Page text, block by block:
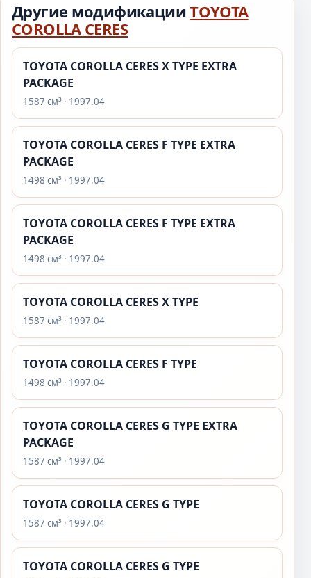
Другие модификацииTOYOTA
COROLLA CERES
TOYOTA COROLLA CERES X TYPE EXTRA
PACKAGE
1587 см³ · 1997.04
TOYOTA COROLLA CERES F TYPE EXTRA
PACKAGE
1498 см³ · 1997.04
TOYOTA COROLLA CERES F TYPE EXTRA
PACKAGE
1498 см³ · 1997.04
TOYOTA COROLLA CERES X TYPE
1587 см³ · 1997.04
TOYOTA COROLLA CERES F TYPE
1498 см³ · 1997.04
TOYOTA COROLLA CERES G TYPE EXTRA
PACKAGE
1587 см³ · 1997.04
TOYOTA COROLLA CERES G TYPE
1587 см³ · 1997.04
TOYOTA COROLLA CERES G TYPE